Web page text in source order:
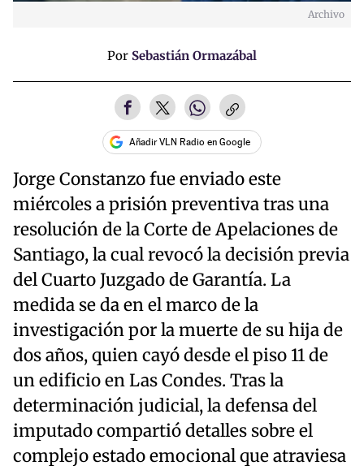
Archivo
Por Sebastián Ormazábal
Añadir VLN Radio en Google
Jorge Constanzo fue enviado este
miércoles a prisión preventiva tras una
resolución de la Corte de Apelaciones de
Santiago, la cual revocó la decisión previa
del Cuarto Juzgado de Garantía. La
medida se da en el marco de la
investigación por la muerte de su hija de
dos años, quien cayó desde el piso 11 de
un edificio en Las Condes. Tras la
determinación judicial, la defensa del
imputado compartió detalles sobre el
complejo estado emocional que atraviesa